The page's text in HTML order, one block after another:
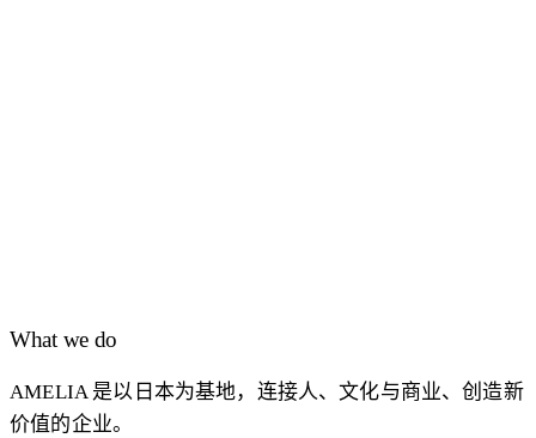
SCROLL
What we do
AMELIA 是以日本为基地，连接人、文化与商业、创造新
价值的企业。